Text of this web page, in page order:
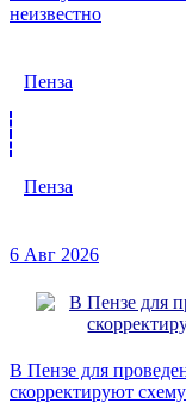
неизвестно
Пенза
Пенза
6 Авг 2026
В Пензе для
скорректируют